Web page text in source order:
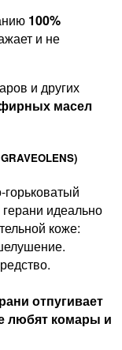
100%
и не
и других
масел
идеально
коже:
средство.
отпугивает
любят комары и